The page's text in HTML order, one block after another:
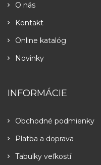
O nás
Kontakt
Online katalóg
Novinky
INFORMÁCIE
Obchodné podmienky
Platba a doprava
Tabulky veľkostí